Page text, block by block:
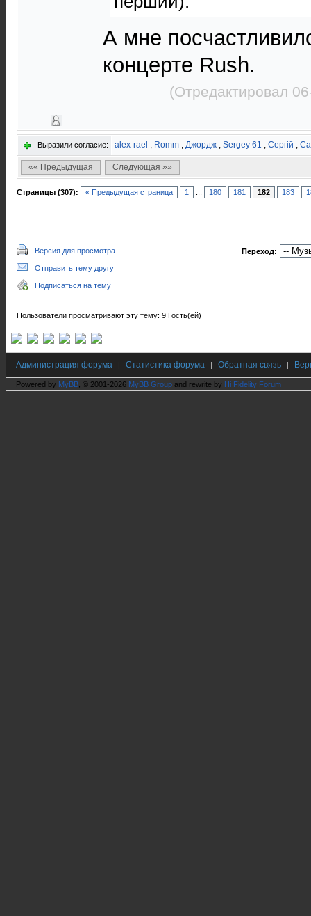
А мне
концерте Rush.
(Отредактировал
Выразили согласие: alex-rael , Romm , Джордж , Sergey 61 , Сергій ,
«« Предыдущая Следующая »»
Страницы (307): « Предыдущая страница 1 180 181 182 183
Версия для просмотра
Отправить тему другу
Подписаться на тему
Переход:
Пользователи просматривают эту тему: 9 Гость(ей)
Администрация форума | Статистика форума | Обратная связь |
Powered by MyBB , © 2001-2026 MyBB Group and rewrite by Hi Fidelity Forum